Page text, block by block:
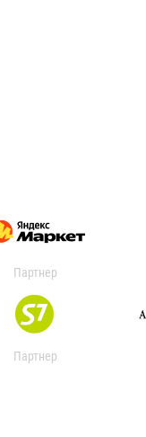
Партнер
Партнер